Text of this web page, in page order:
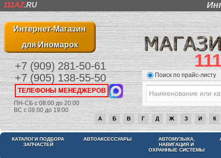
111AZ.RU
Интернет-Магазин
для Иномарок
+7 (909) 281-50-61
+7 (905) 138-55-50
ТЕЛЕФОНЫ МЕНЕДЖЕРОВ
ПН-СБ с 08:00 до 20:00
ВС с 08:00 до 19:00
Поиск по прайс-листу
А Б В Г Д Ж З И К
КАТАЛОГИ ПОДБОРА
ЗАПЧАСТЕЙ
АВТОАКСЕССУАРЫ
АВТОМУЗЫКА,
НАВИГАЦИЯ И
ОХРАННЫЕ СИСТЕМЫ